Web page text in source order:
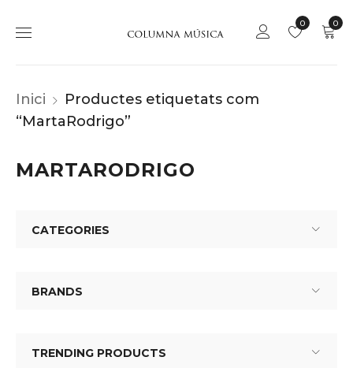
0
0
Inici
Productes etiquetats com
“MartaRodrigo”
MARTARODRIGO
CATEGORIES
BRANDS
TRENDING PRODUCTS